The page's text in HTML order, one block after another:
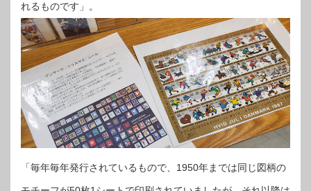
れるものです」。
「毎年毎年発行されているもので、1950年までは同じ図柄の